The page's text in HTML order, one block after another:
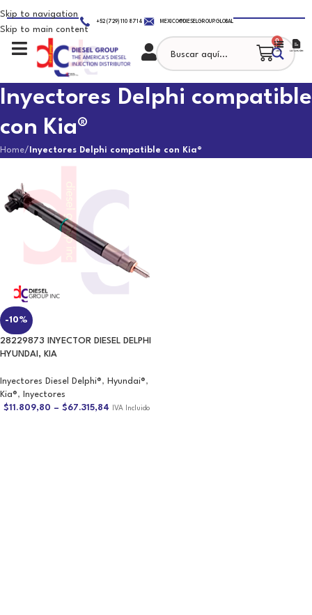
Skip to navigation
Skip to main content
+52 (729) 110 8714 MEXICO@DIESELGROUP.GLOBAL
0
Inyectores Delphi compatible
con Kia®
Home/ Inyectores Delphi compatible con Kia®
28229873 INYECTOR DIESEL DELPHI
HYUNDAI, KIA
Inyectores Diesel Delphi®, Hyundai®,
Kia®,
Inyectores
$11.809,80 – $67.315,84 IVA Incluido